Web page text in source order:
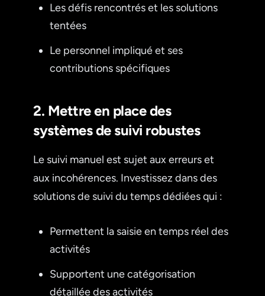
Les défis rencontrés et les solutions
tentées
Le personnel impliqué et ses
contributions spécifiques
2. Mettre en place des
systèmes de suivi robustes
Le suivi manuel est sujet aux erreurs et
aux incohérences. Investissez dans des
solutions de suivi du temps dédiées qui :
Permettent la saisie en temps réel des
activités
Supportent une catégorisation
détaillée des activités